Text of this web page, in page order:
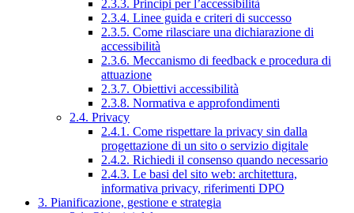
2.3.3. Principi per l’accessibilità
2.3.4. Linee guida e criteri di successo
2.3.5. Come rilasciare una dichiarazione di
accessibilità
2.3.6. Meccanismo di feedback e procedura di
attuazione
2.3.7. Obiettivi accessibilità
2.3.8. Normativa e approfondimenti
2.4. Privacy
2.4.1. Come rispettare la privacy sin dalla
progettazione di un sito o servizio digitale
2.4.2. Richiedi il consenso quando necessario
2.4.3. Le basi del sito web: architettura,
informativa privacy, riferimenti DPO
3. Pianificazione, gestione e strategia